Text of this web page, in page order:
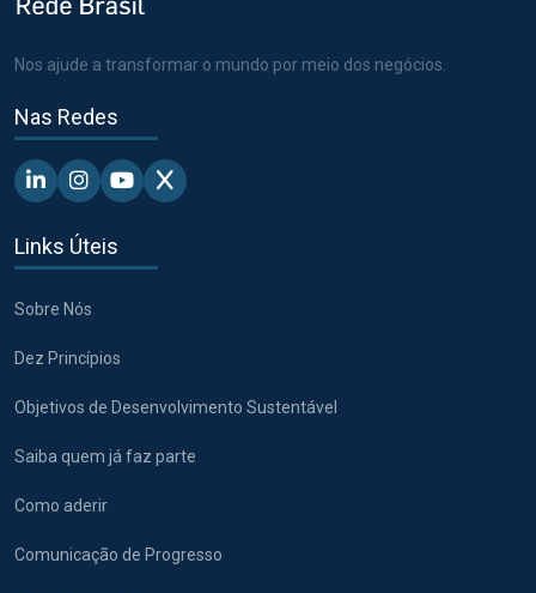
Nos ajude a transformar o mundo por meio dos negócios.
Nas Redes
Linkedin - Pacto Global BR
Instagram - Pacto Global BR
Youtube - Pacto Global BR
X - Pacto Global BR
Links Úteis
Sobre Nós
Dez Princípios
Objetivos de Desenvolvimento Sustentável
Saiba quem já faz parte
Como aderir
Comunicação de Progresso